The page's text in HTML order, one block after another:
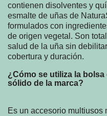
contienen disolventes y
esmalte de uñas de
formulados con
de origen vegetal. Son
salud de la uña sin
cobertura y duración.
¿Cómo se utiliza la
sólido de la marca?
Es un accesorio multiusos